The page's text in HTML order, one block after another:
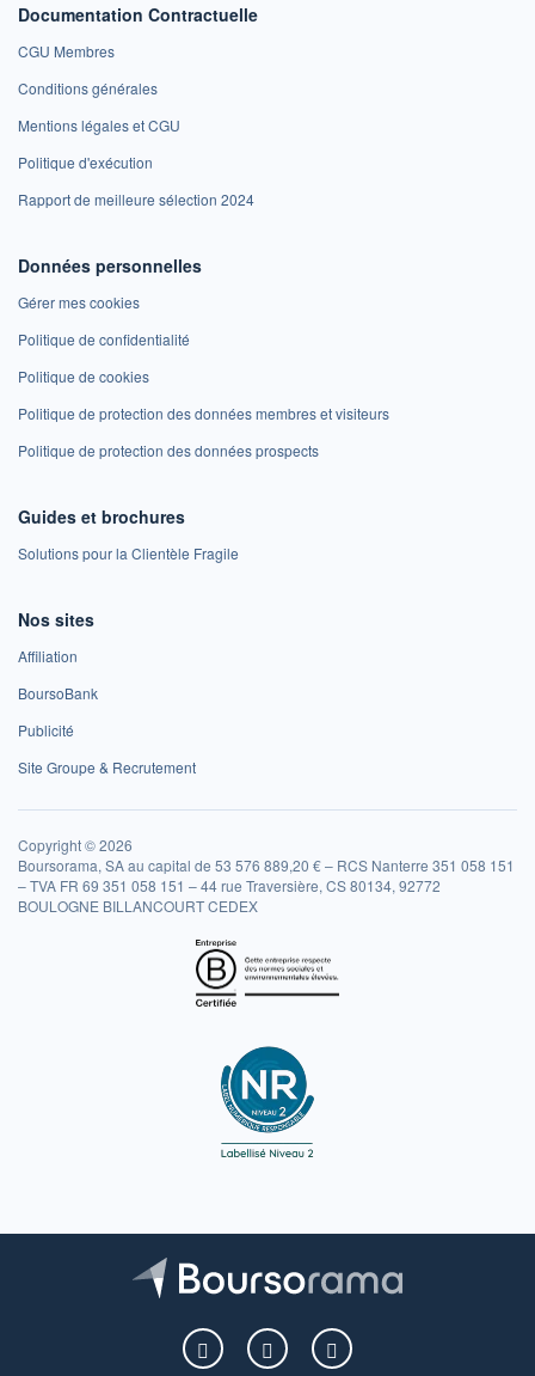
Documentation Contractuelle
CGU Membres
Conditions générales
Mentions légales et CGU
Politique d'exécution
Rapport de meilleure sélection 2024
Données personnelles
Gérer mes cookies
Politique de confidentialité
Politique de cookies
Politique de protection des données membres et visiteurs
Politique de protection des données prospects
Guides et brochures
Solutions pour la Clientèle Fragile
Nos sites
Affiliation
BoursoBank
Publicité
Site Groupe & Recrutement
Copyright © 2026
Boursorama, SA au capital de 53 576 889,20 € – RCS Nanterre 351 058 151
– TVA FR 69 351 058 151 – 44 rue Traversière, CS 80134, 92772
BOULOGNE BILLANCOURT CEDEX
Boursorama sur Facebook
Boursorama sur XBoursorama sur